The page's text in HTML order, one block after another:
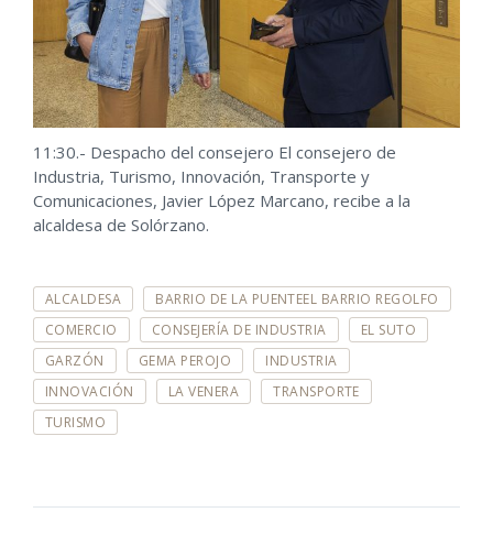
11:30.- Despacho del consejero El consejero de
Industria, Turismo, Innovación, Transporte y
Comunicaciones, Javier López Marcano, recibe a la
alcaldesa de Solórzano.
E
T
Q
E
T
A
S
ALCALDESA
BARRIO DE LA PUENTEEL BARRIO REGOLFO
COMERCIO
CONSEJERÍA DE INDUSTRIA
EL SUTO
GARZÓN
GEMA PEROJO
INDUSTRIA
INNOVACIÓN
LA VENERA
TRANSPORTE
TURISMO